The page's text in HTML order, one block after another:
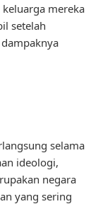
mereka
setelah
selama
ideologi,
negara
yang sering